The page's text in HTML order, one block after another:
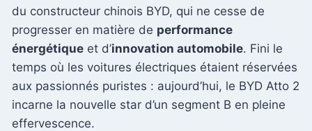
du constructeur chinois BYD, qui ne cesse de
progresser en matière de performance
énergétique et d’innovation automobile. Fini le
temps où les voitures électriques étaient réservées
aux passionnés puristes : aujourd’hui, le BYD Atto 2
incarne la nouvelle star d’un segment B en pleine
effervescence.